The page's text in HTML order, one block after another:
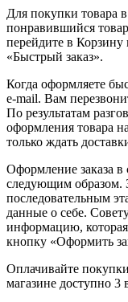
Для покупки товара
понравившийся
перейдите в
«Быстрый заказ».
Когда оформляете
e-mail. Вам
По результатам
оформления товара
только ждать
Оформление заказа
следующим образом.
последовательным
данные о себе.
информацию,
кнопку «Оформить
Оплачивайте
магазине доступно 3